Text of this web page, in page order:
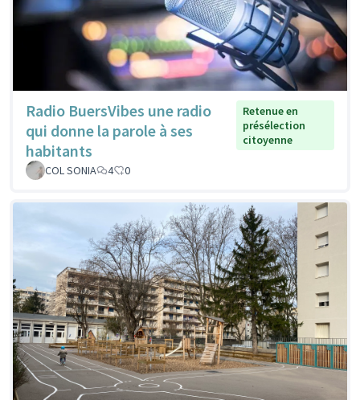
Radio BuersVibes une radio
qui donne la parole à ses
habitants
Retenue en
présélection
citoyenne
COL SONIA 4 0